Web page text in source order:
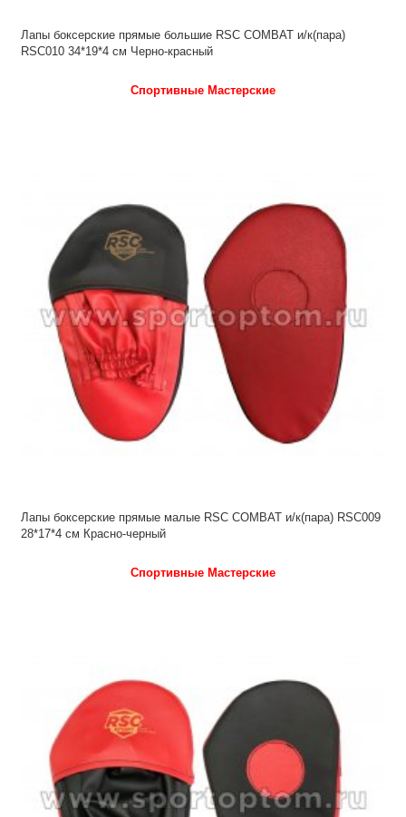
Лапы боксерские прямые большие RSC COMBAT и/к(пара)
RSC010 34*19*4 см Черно-красный
Спортивные Мастерские
Лапы боксерские прямые малые RSC COMBAT и/к(пара) RSC009
28*17*4 см Красно-черный
Спортивные Мастерские